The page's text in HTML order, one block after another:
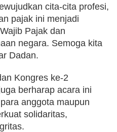
cita-cita profesi,
pajak ini menjadi
Pajak dan
negara. Semoga kita
Dadan.
Kongres ke-2
berharap acara ini
anggota maupun
solidaritas,